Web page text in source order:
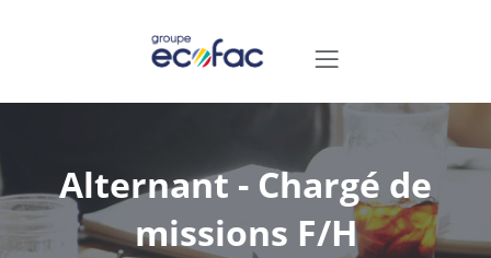
Alternant - Chargé de
missions F/H